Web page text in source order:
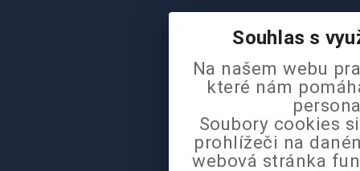
Souhlas s
Na našem webu
které nám
Soubory cookies
prohlížeči na
webová stránka